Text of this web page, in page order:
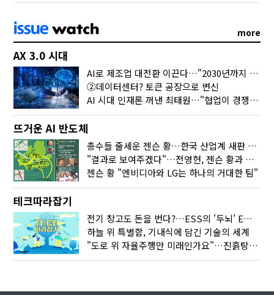
more
AX 3.0 시대
AI로 제조업 대전환 이끈다…"2030년까지 민관합동 20조 투자"
②데이터센터? 토큰 공장으로 변신
AI 시대 인재론 꺼낸 최태원…"협업이 경쟁력"
뜨거운 AI 반도체
총수들 줄세운 젠슨 황…한국 산업계 새판 짰다
"결과로 보여주겠다"…전영현, 젠슨 황과 HBM5 논의
젠슨 황 "엔비디아와 LG는 하나의 거대한 팀"
테크따라잡기
전기 창고도 돈을 번다?…ESS의 '두뇌' EMO가 뭐길래
하늘 위 특별함, 기내식에 담긴 기술의 세계
"도로 위 자율주행만 미래인가요"…진흙탕서 길 내는 HD현대 AI 기술